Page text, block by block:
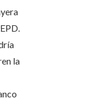
la